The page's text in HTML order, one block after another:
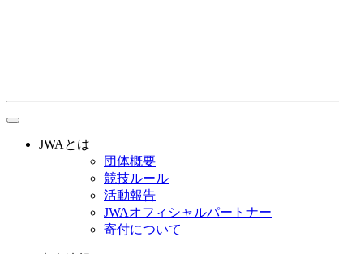
toggle
navigationJWAとは
団体概要
競技ルール
活動報告
JWAオフィシャルパートナー
寄付について